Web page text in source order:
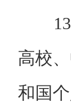
13.
高校
和国